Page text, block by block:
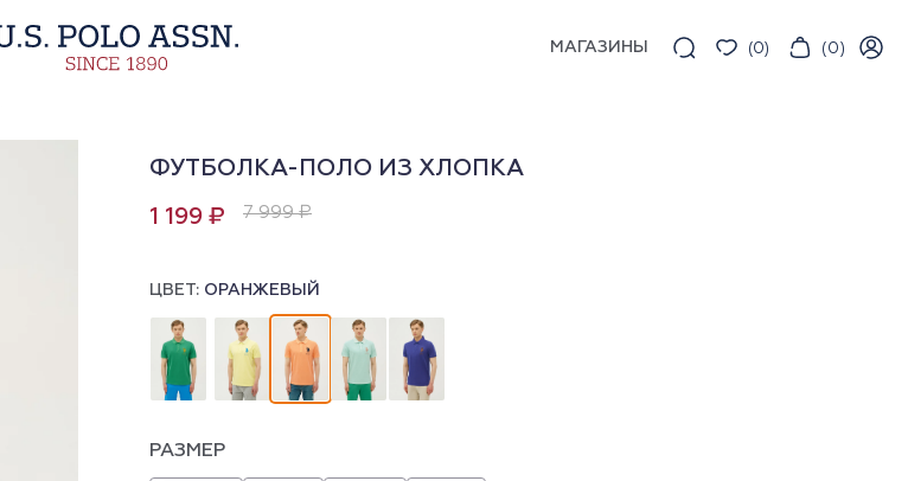
МАГАЗИНЫ (0) (0)
ФУТБОЛКА-ПОЛО ИЗ ХЛОПКА
1 199 ₽ 7 999 ₽
ЦВЕТ: ОРАНЖЕВЫЙ
РАЗМЕР